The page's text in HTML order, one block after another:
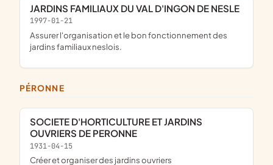
JARDINS FAMILIAUX DU VAL D'INGON DE NESLE
1997-01-21
Assurer l'organisation et le bon fonctionnement des
jardins familiaux neslois.
PÉRONNE
SOCIETE D'HORTICULTURE ET JARDINS
OUVRIERS DE PERONNE
1931-04-15
créer et organiser des jardins ouvriers